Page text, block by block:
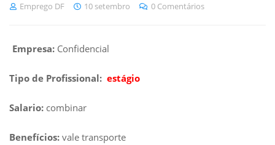
Emprego DF 10 setembro 0 Comentários
Empresa: Confidencial
Tipo de Profissional: estágio
Salario: combinar
Benefícios: vale transporte